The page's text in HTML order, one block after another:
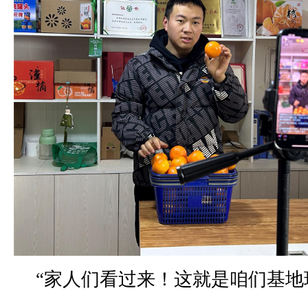
“家人们看过来！这就是咱们基